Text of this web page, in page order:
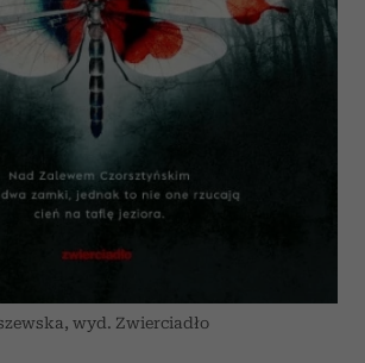
wyd. Zwierciadło